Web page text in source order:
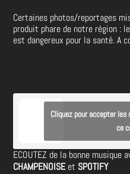
Certaines photos/reportages
produit phare de notre région :
est dangereux pour la santé. A
Cliquez pour accepter
ce
ECOUTEZ de la bonne musique
CHAMPENOISEet SPOTIFY